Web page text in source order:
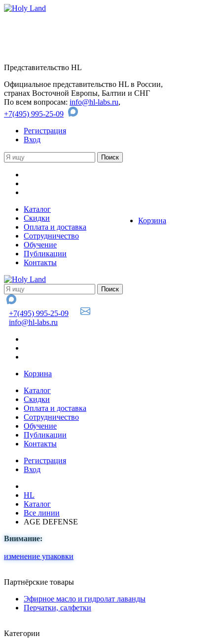
Представительство HL
Официальное представительство HL в России,
странах Восточной Европы, Балтии и СНГ
По всем вопросам: info@hl-labs.ru,
+7(495) 995-25-09
Регистрация
Вход
Корзина
Каталог
Скидки
Оплата и доставка
Сотрудничество
Обучение
Публикации
Контакты
+7(495) 995-25-09
info@hl-labs.ru
Корзина
Каталог
Скидки
Оплата и доставка
Сотрудничество
Обучение
Публикации
Контакты
Регистрация
Вход
HL
Каталог
Все линии
AGE DEFENSE
Внимание:
изменение упаковки
Партнёрские товары
Эфирное масло и гидролат лаванды
Перчатки, салфетки
Категории